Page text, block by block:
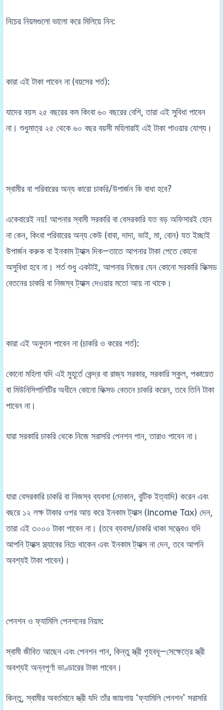
নিচের নিয়মগুলো ভালো করে মিলিয়ে নিন:
কারা এই টাকা পাবেন না (বয়সের শর্ত):
যাদের বয়স ২৫ বছরের কম কিংবা ৬০ বছরের বেশি, তারা এই সুবিধা পাবেন
না। শুধুমাত্র ২৫ থেকে ৬০ বছর বয়সী মহিলারাই এই টাকা পাওয়ার যোগ্য।
স্বামীর বা পরিবারের অন্য কারো চাকরি/উপার্জন কি বাধা হবে?
একেবারেই নয়! আপনার স্বামী সরকারি বা বেসরকারি যত বড় অফিসারই হোন
না কেন, কিংবা পরিবারের অন্য কেউ (বাবা, দাদা, ভাই, মা, বোন) যত ইচ্ছাই
উপার্জন করুক বা ইনকাম ট্যাক্স দিক—তাতে আপনার টাকা পেতে কোনো
অসুবিধা হবে না। শর্ত শুধু একটাই, আপনার নিজের যেন কোনো সরকারি ফিক্সড
বেতনের চাকরি বা নিজস্ব ট্যাক্স দেওয়ার মতো আয় না থাকে।
কারা এই অনুদান পাবেন না (চাকরি ও করের শর্ত):
কোনো মহিলা যদি এই মুহূর্তে কেন্দ্র বা রাজ্য সরকার, সরকারি স্কুল, পঞ্চায়েত
বা মিউনিসিপালিটির অধীনে কোনো ফিক্সড বেতনে চাকরি করেন, তবে তিনি টাকা
পাবেন না।
যারা সরকারি চাকরি থেকে নিজে সরাসরি পেনশন পান, তারাও পাবেন না।
যারা বেসরকারি চাকরি বা নিজস্ব ব্যবসা (দোকান, বুটিক ইত্যাদি) করেন এবং
বছরে ১২ লক্ষ টাকার ওপর আয় করে ইনকাম ট্যাক্স (Income Tax) দেন,
তারা এই ৩০০০ টাকা পাবেন না। (তবে ব্যবসা/চাকরি থাকা সত্ত্বেও যদি
আপনি ট্যাক্স স্ল্যাবের নিচে থাকেন এবং ইনকাম ট্যাক্স না দেন, তবে আপনি
অবশ্যই টাকা পাবেন)।
পেনশন ও ফ্যামিলি পেনশনের নিয়ম:
স্বামী জীবিত আছেন এবং পেনশন পান, কিন্তু স্ত্রী গৃহবধূ—সেক্ষেত্রে স্ত্রী
অবশ্যই অন্নপূর্ণা ভাণ্ডারের টাকা পাবেন।
কিন্তু, স্বামীর অবর্তমানে স্ত্রী যদি তাঁর জায়গায় ‘ফ্যামিলি পেনশন’ সরাসরি